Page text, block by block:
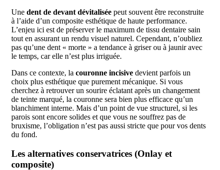
Une dent de devant dévitalisée peut souvent être reconstruite
à l’aide d’un composite esthétique de haute performance.
L’enjeu ici est de préserver le maximum de tissu dentaire sain
tout en assurant un rendu visuel naturel. Cependant, n’oubliez
pas qu’une dent « morte » a tendance à griser ou à jaunir avec
le temps, car elle n’est plus irriguée.
Dans ce contexte, la couronne incisive devient parfois un
choix plus esthétique que purement mécanique. Si vous
cherchez à retrouver un sourire éclatant après un changement
de teinte marqué, la couronne sera bien plus efficace qu’un
blanchiment interne. Mais d’un point de vue structurel, si les
parois sont encore solides et que vous ne souffrez pas de
bruxisme, l’obligation n’est pas aussi stricte que pour vos dents
du fond.
Les alternatives conservatrices (Onlay et
composite)